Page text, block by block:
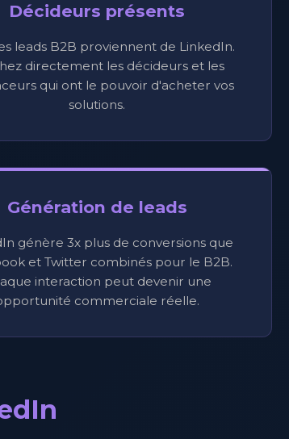
Décideurs présents
leads B2B proviennent de LinkedIn.
directement les décideurs et les
qui ont le pouvoir d'acheter vos
solutions.
Génération de leads
génère 3x plus de conversions que
et Twitter combinés pour le B2B.
interaction peut devenir une
commerciale réelle.